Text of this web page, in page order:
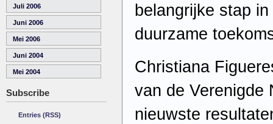
Juli 2006
Juni 2006
Mei 2006
Juni 2004
Mei 2004
Subscribe
Entries (RSS)
belangrijke stap
duurzame
Christiana
van de Verenigde
nieuwste